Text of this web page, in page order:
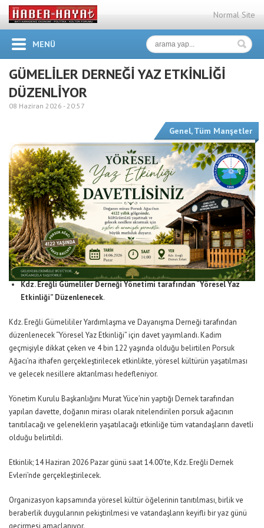
Normal Site
MENÜ
GÜMELİLER DERNEĞİ YAZ ETKİNLİĞİ
DÜZENLİYOR
08 Haziran 2026 -20:57
Genel,Tüm Manşetler
Kdz. Ereğli Gümeliler Derneği Yönetimi tarafından“Yöresel Yaz
Etkinliği” Düzenlenecek.
Kdz. Ereğli Gümelililer Yardımlaşma ve Dayanışma Derneği tarafından
düzenlenecek “Yöresel Yaz Etkinliği” için davet yayımlandı. Kadim
geçmişiyle dikkat çeken ve 4 bin 122 yaşında olduğu belirtilen Porsuk
Ağacı’na ithafen gerçekleştirilecek etkinlikte, yöresel kültürün yaşatılması
ve gelecek nesillere aktarılması hedefleniyor.
Yönetim Kurulu Başkanlığını Murat Yüce’nin yaptığı Dernek tarafından
yapılan davette, doğanın mirası olarak nitelendirilen porsuk ağacının
tanıtılacağı ve geleneklerin yaşatılacağı etkinliğe tüm vatandaşların davetli
olduğu belirtildi.
Etkinlik; 14 Haziran 2026 Pazar günü saat 14.00’te, Kdz. Ereğli Dernek
Evleri’nde gerçekleştirilecek.
Organizasyon kapsamında yöresel kültür öğelerinin tanıtılması, birlik ve
beraberlik duygularının pekiştirilmesi ve vatandaşların keyifli bir yaz günü